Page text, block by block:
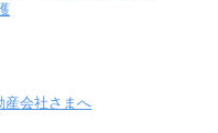
産会社さまへ